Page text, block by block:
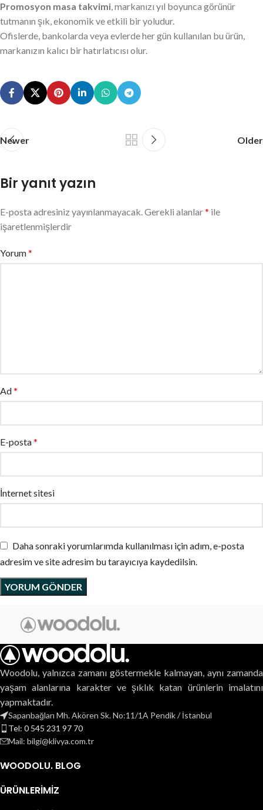
Promosyon masa takvimi, markanızı yıl boyunca görünür
tutmanın şık, ekonomik ve etkili bir yoludur.
Ofislerde, bankolarda veya evlerde her gün kullanılan bu ürün,
markanızın kalıcı bir hatırlatıcısı olur.
Newer Older
Bir yanıt yazın
E-posta adresiniz yayınlanmayacak.Gerekli alanlar* ile
işaretlenmişlerdir
Yorum*
Ad*
E-posta*
İnternet sitesi
Daha sonraki yorumlarımda kullanılması için adım, e-posta
adresim ve site adresim bu tarayıcıya kaydedilsin.
Woodolu, yalnızca zamanı göstermekle kalmayan, aynı zamanda
yaşam alanlarına karakter ve şıklık katan ürünlerin imalatını
yapmaktadır.
Sapanbağları Mh. Akören Sk. No:11/1A Pendik / İstanbul
Tel: 0 545 231 97 70
Mail: bilgi@klivya.com.tr
WOODOLU. BLOG
ÜRÜNLERIMIZ